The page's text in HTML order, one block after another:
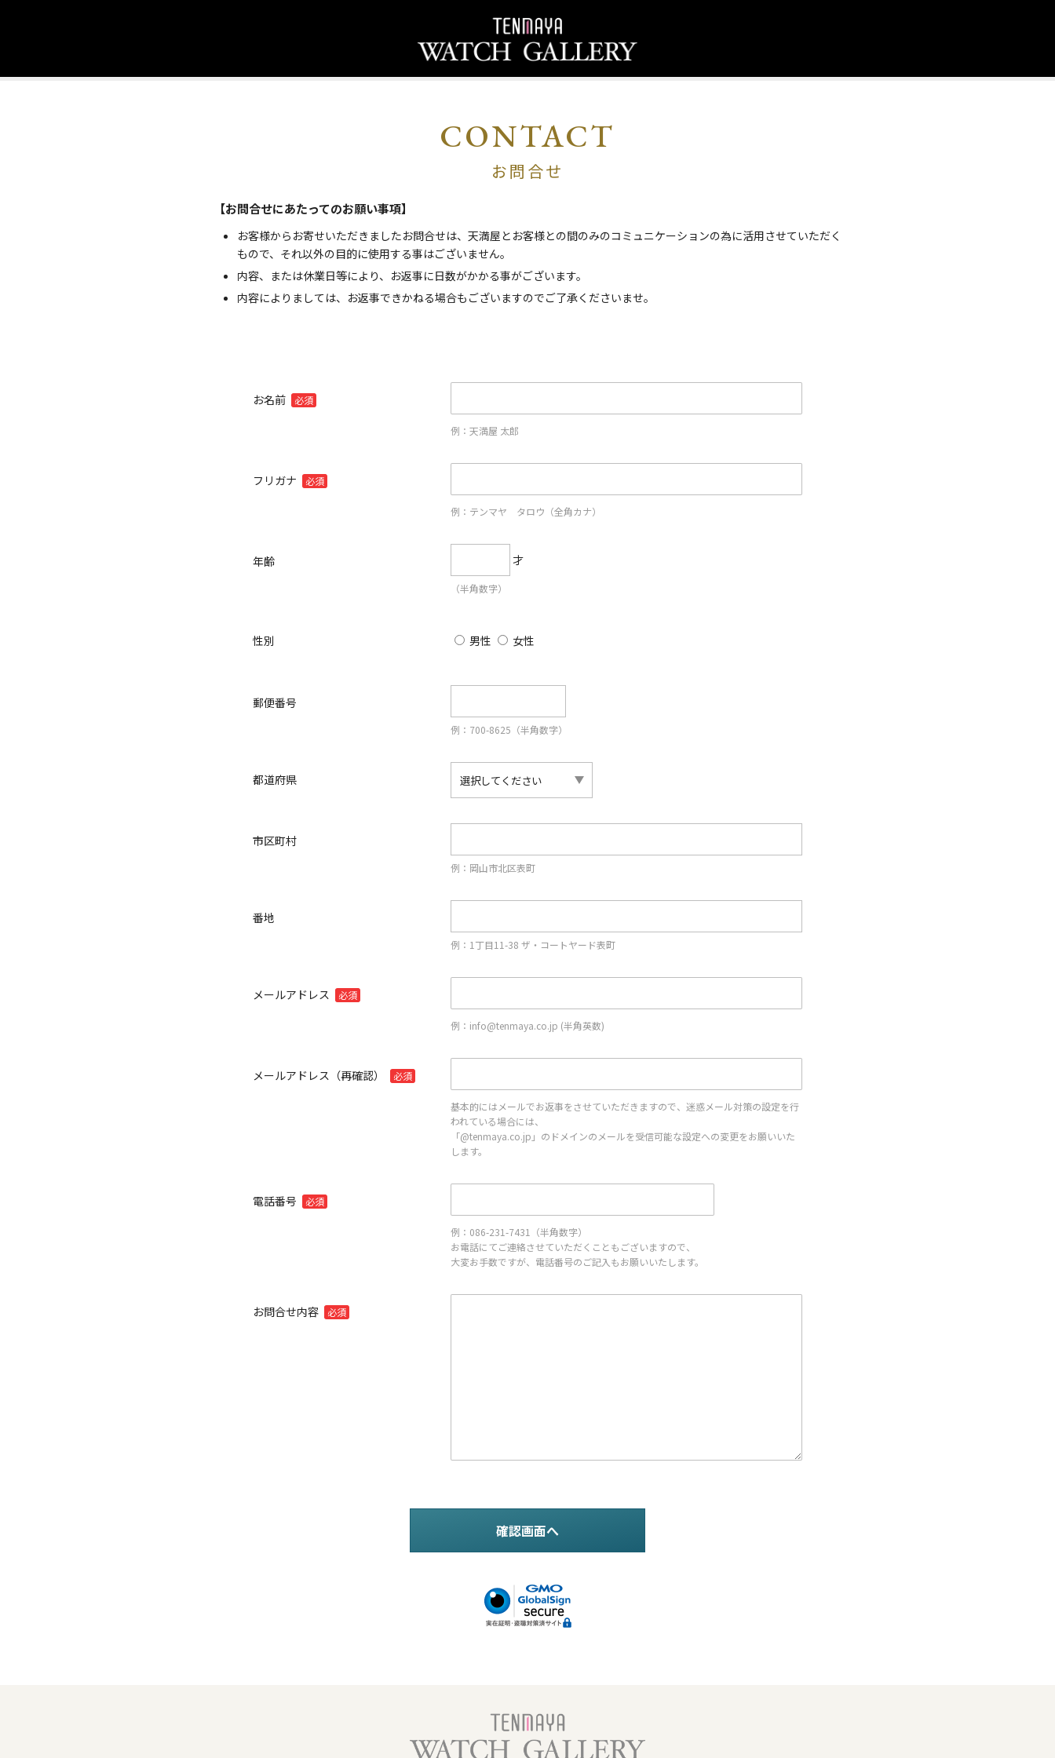
CONTACT
お問合せ
【お問合せにあたってのお願い事項】
お客様からお寄せいただきましたお問合せは、天満屋とお客様との間のみのコミュニケーションの為に活用させていただく
もので、それ以外の目的に使用する事はございません。
内容、または休業日等により、お返事に日数がかかる事がございます。
内容によりましては、お返事できかねる場合もございますのでご了承くださいませ。
お名前 必須
例：天満屋 太郎
フリガナ 必須
例：テンマヤ タロウ（全角カナ）
年齢 才
（半角数字）
性別 男性 女性
郵便番号
例：700-8625（半角数字）
都道府県
市区町村
例：岡山市北区表町
番地
例：1丁目11-38 ザ・コートヤード表町
メールアドレス 必須
例：info@tenmaya.co.jp (半角英数)
メールアドレス（再確認） 必須
基本的にはメールでお返事をさせていただきますので、迷惑メール対策の設定を行
われている場合には、
「@tenmaya.co.jp」のドメインのメールを受信可能な設定への変更をお願いいた
します。
電話番号 必須
例：086-231-7431（半角数字）
お電話にてご連絡させていただくこともございますので、
大変お手数ですが、電話番号のご記入もお願いいたします。
お問合せ内容 必須